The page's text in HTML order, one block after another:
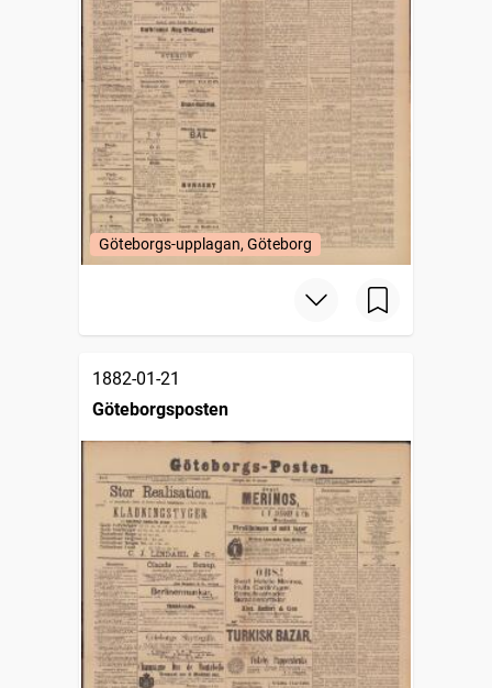
Göteborgs-upplagan, Göteborg
1882-01-21
Göteborgsposten